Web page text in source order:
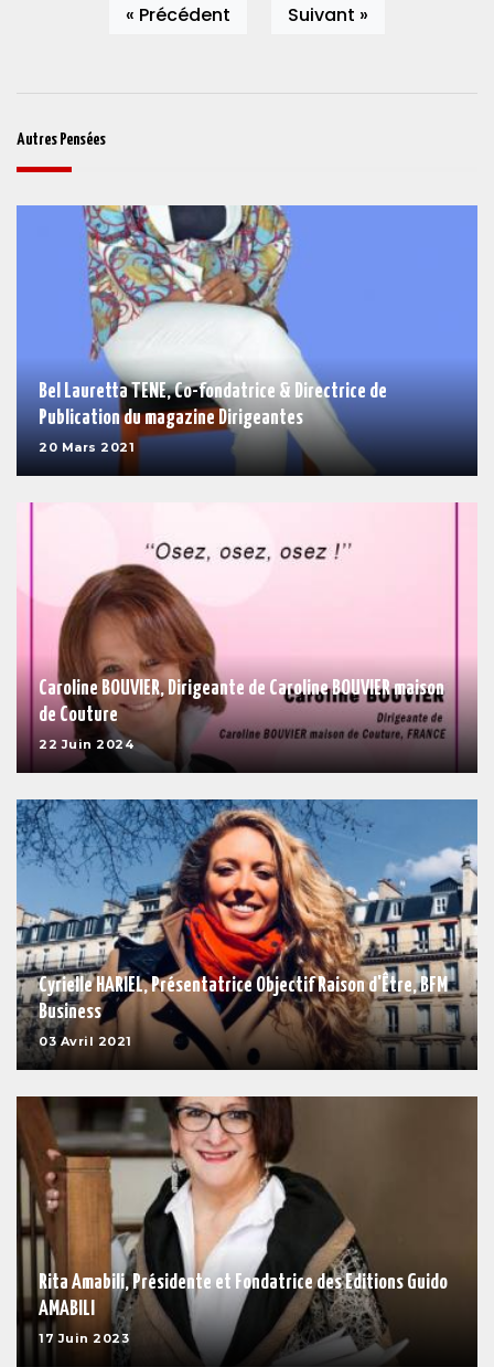
« Précédent Suivant »
Autres Pensées
Bel Lauretta TENE, Co-fondatrice & Directrice de
Publication du magazine Dirigeantes
20 Mars 2021
Caroline BOUVIER, Dirigeante de Caroline BOUVIER maison
de Couture
22 Juin 2024
Cyrielle HARIEL, Présentatrice Objectif Raison d'Être, BFM
Business
03 Avril 2021
Rita Amabili, Présidente et Fondatrice des Editions Guido
AMABILI
17 Juin 2023